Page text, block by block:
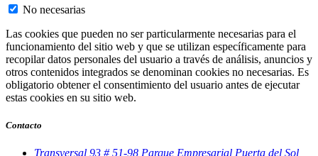
No necesarias
Las cookies que pueden no ser particularmente necesarias para el
funcionamiento del sitio web y que se utilizan específicamente para
recopilar datos personales del usuario a través de análisis, anuncios y
otros contenidos integrados se denominan cookies no necesarias. Es
obligatorio obtener el consentimiento del usuario antes de ejecutar
estas cookies en su sitio web.
Contacto
Transversal 93 # 51-98 Parque Empresarial Puerta del Sol